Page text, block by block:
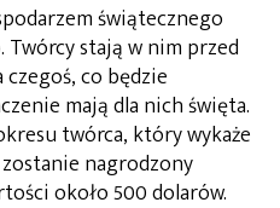
świątecznego
stają w nim przed
co będzie
mają dla nich święta.
twórca, który wykaże
nagrodzony
około 500 dolarów.